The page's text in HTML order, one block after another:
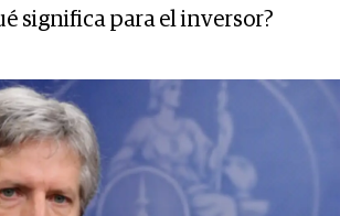
significa para el inversor?